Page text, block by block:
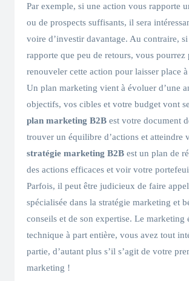
Par exemple, si une action vous rapporte
ou de prospects suffisants, il sera
voire d’investir davantage. Au contraire,
rapporte que peu de retours, vous pourrez
renouveler cette action pour laisser place
Un plan marketing vient à évoluer d’une
objectifs, vos cibles et votre budget vont
plan marketing B2B est votre document
trouver un équilibre d’actions et atteindre
stratégie marketing B2B est un plan de
des actions efficaces et voir votre
Parfois, il peut être judicieux de faire
spécialisée dans la stratégie marketing et
conseils et de son expertise. Le marketing
technique à part entière, vous avez tout
partie, d’autant plus s’il s’agit de votre
marketing !